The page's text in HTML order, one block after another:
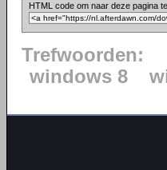
HTML code om naar deze pagina
Trefwoorden:
windows 8